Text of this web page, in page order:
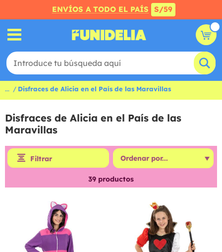
ENVÍOS A TODO EL PAÍS S/59
... Disfraces de Alicia en el País de las Maravillas
Disfraces de Alicia en el País de las
Maravillas
Filtrar
39 productos